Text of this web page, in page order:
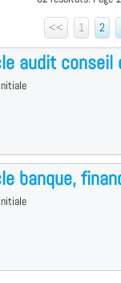
<<
1 2
audit
banque,